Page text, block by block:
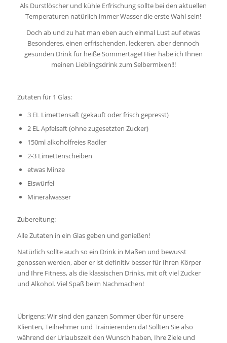
Als Durstlöscher und kühle Erfrischung sollte bei den aktuellen
Temperaturen natürlich immer Wasser die erste Wahl sein!
Doch ab und zu hat man eben auch einmal Lust auf etwas
Besonderes, einen erfrischenden, leckeren, aber dennoch
gesunden Drink für heiße Sommertage! Hier habe ich Ihnen
meinen Lieblingsdrink zum Selbermixen!!!
Zutaten für 1 Glas:
3 EL Limettensaft (gekauft oder frisch gepresst)
2 EL Apfelsaft (ohne zugesetzten Zucker)
150ml alkoholfreies Radler
2-3 Limettenscheiben
etwas Minze
Eiswürfel
Mineralwasser
Zubereitung:
Alle Zutaten in ein Glas geben und genießen!
Natürlich sollte auch so ein Drink in Maßen und bewusst
genossen werden, aber er ist definitiv besser für Ihren Körper
und Ihre Fitness, als die klassischen Drinks, mit oft viel Zucker
und Alkohol. Viel Spaß beim Nachmachen!
Übrigens: Wir sind den ganzen Sommer über für unsere
Klienten, Teilnehmer und Trainierenden da! Sollten Sie also
während der Urlaubszeit den Wunsch haben, Ihre Ziele und